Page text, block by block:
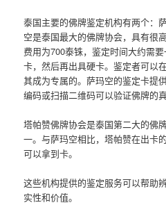
泰国主要的佛牌鉴定机构有两个：
空是泰国最大的佛牌协会，具有很
费用为700泰铢，鉴定时间大约需
卡，然后再出具硬卡。鉴定者可以
其成为专属的。萨玛空的鉴定卡提
编码或扫描二维码可以验证佛牌的真
塔帕赞佛牌协会是泰国第二大的佛
一。‌与萨玛空相比，塔帕赞在出卡
可以拿到卡。
这些机构提供的鉴定服务可以帮助
实性和价值。